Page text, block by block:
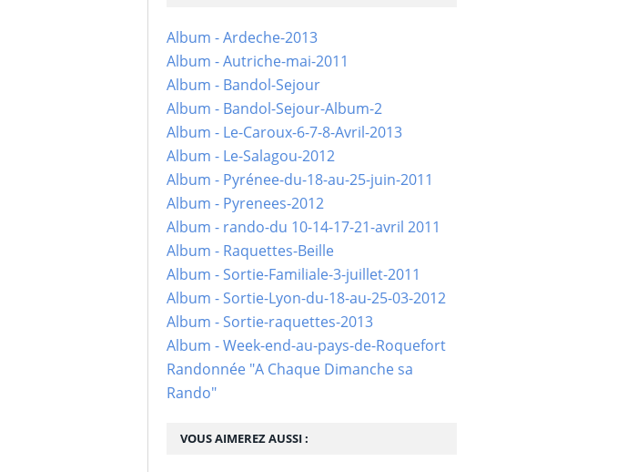
VOUS AIMEREZ AUSSI :
Album - Ardeche-2013
Album - Autriche-mai-2011
Album - Bandol-Sejour
Album - Bandol-Sejour-Album-2
Album - Le-Caroux-6-7-8-Avril-2013
Album - Le-Salagou-2012
Album - Pyrénee-du-18-au-25-juin-2011
Album - Pyrenees-2012
Album - rando-du 10-14-17-21-avril 2011
Album - Raquettes-Beille
Album - Sortie-Familiale-3-juillet-2011
Album - Sortie-Lyon-du-18-au-25-03-2012
Album - Sortie-raquettes-2013
Album - Week-end-au-pays-de-Roquefort
Randonnée "A Chaque Dimanche sa
Rando"